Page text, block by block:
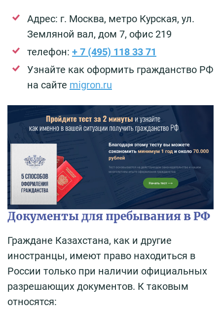
Адрес: г. Москва, метро Курская, ул.
Земляной вал, дом 7, офис 219
телефон: + 7 (495) 118 33 71
Узнайте как оформить гражданство РФ
на сайте migron.ru
Документы для пребывания в РФ
Граждане Казахстана, как и другие
иностранцы, имеют право находиться в
России только при наличии официальных
разрешающих документов. К таковым
относятся: